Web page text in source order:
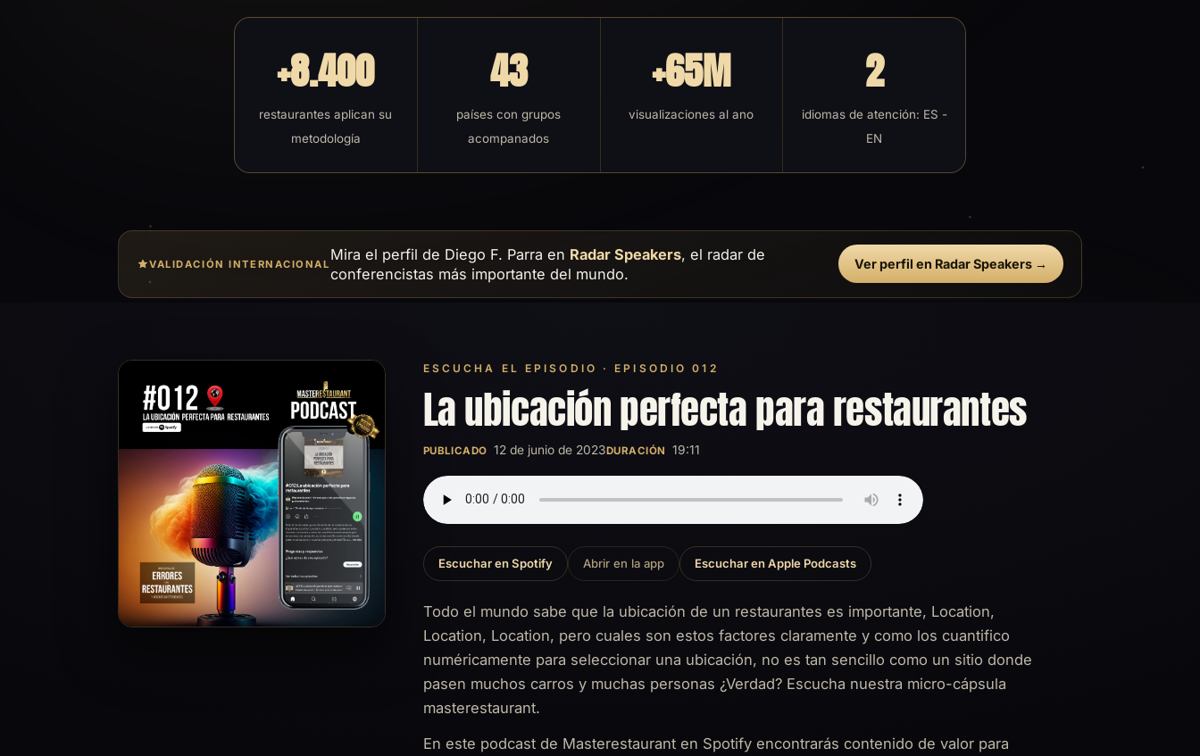
+8.400
restaurantes aplican su
metodología
43
países con grupos
acompanados
+65M
visualizaciones al ano
2
idiomas de atención: ES -
EN
VALIDACIÓN INTERNACIONAL
Mira el perfil de Diego F. Parra en Radar Speakers, el radar de
conferencistas más importante del mundo.
Ver perfil en Radar Speakers →
ESCUCHA EL EPISODIO · EPISODIO 012
La ubicación perfecta para restaurantes
PUBLICADO 12 de junio de 2023DURACIÓN 19:11
Escuchar en Spotify Abrir en la app Escuchar en Apple Podcasts
Todo el mundo sabe que la ubicación de un restaurantes es importante, Location,
Location, Location, pero cuales son estos factores claramente y como los cuantifico
numéricamente para seleccionar una ubicación, no es tan sencillo como un sitio donde
pasen muchos carros y muchas personas ¿Verdad? Escucha nuestra micro-cápsula
masterestaurant.
En este podcast de Masterestaurant en Spotify encontrarás contenido de valor para